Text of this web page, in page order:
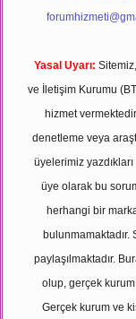
Yasal Uyarı:
ve İletişim Kurumu
hizmet
denetleme veya
üyelerimiz
üye olarak bu
herhangi bir
bulunmamaktadır.
paylaşılmaktadır.
olup, gerçek kurum
Gerçek kurum ve